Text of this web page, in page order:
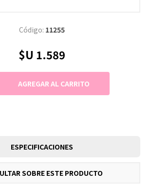
Código: 11255
$U 1.589
ESPECIFICACIONES
SOBRE ESTE PRODUCTO